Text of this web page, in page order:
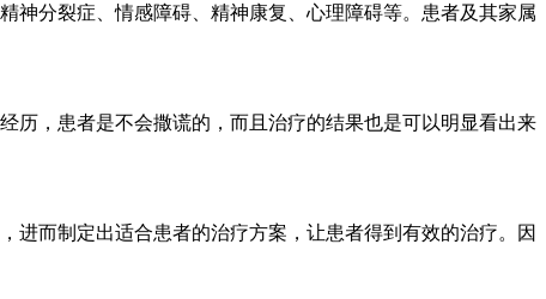
神分裂症、情感障碍、精神康复、心理障碍等。患者及其家属
，患者是不会撒谎的，而且治疗的结果也是可以明显看出来
而制定出适合患者的治疗方案，让患者得到有效的治疗。因